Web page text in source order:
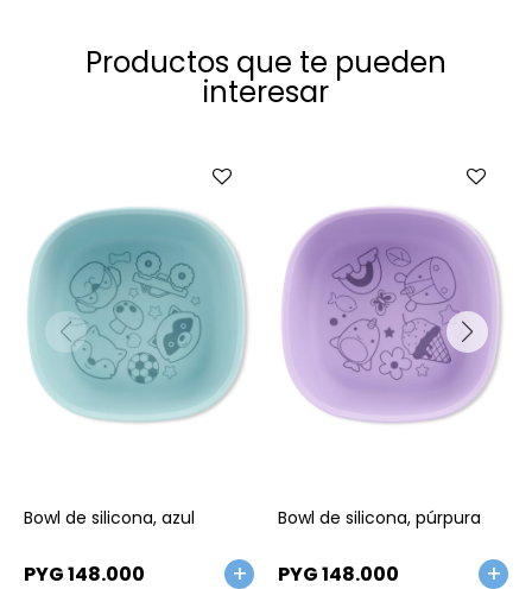
Productos que te pueden
interesar
Bowl de silicona, azul
PYG148.000
Bowl de silicona, púrpura
PYG148.000